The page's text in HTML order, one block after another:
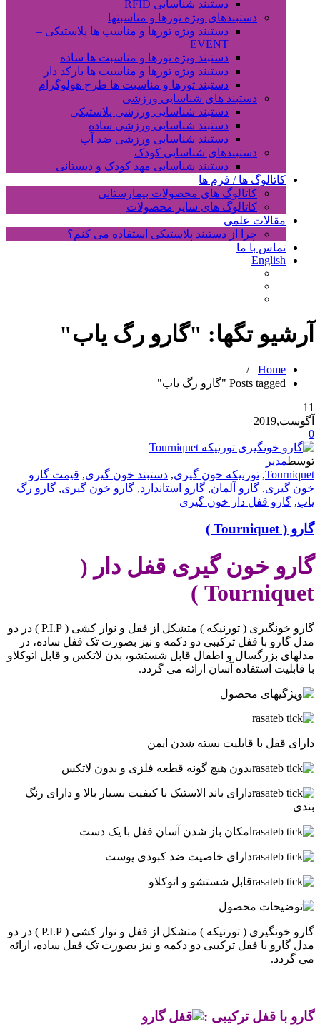
دستبند شناسایی RFID
دستبندهای ویژه تورها و مناسبتها
دستبند ویژه تورها و مناسب ها پلاستیکی –
EVENT
دستبند ویژه تورها و مناسبت ها ساده
دستبند ویژه تورها و مناسبت ها بارکد دار
دستبند تورها و مناسبت ها طرح هولوگرام
دستبند های شناسایی ورزشی
دستبند شناسایی ورزشی پلاستیکی
دستبند شناسایی ورزشی ساده
دستبند شناسایی ورزشی ضد آب
دستبندهای شناسایی کودک
دستبند شناسایی مهد کودک و دبستانی
کاتالوگ ها / فرم ها
کاتالوگ های محصولات بیمارستانی
کاتالوگ های سایر محصولات
مقالات علمی
چرا از دستبند پلاستیکی استفاده می کنم؟
تماس با ما
English
آرشیو تگها: "گارو رگ یاب"
Home
/
Posts tagged "گارو رگ یاب"
11
آگوست,2019
0
توسطمدیر
Tourniquet
, تورنیکه خون گیری, دستبند خون گیری, قیمت گارو
خون گیری, گارو آلمان, گارو استاندارد, گارو خون گیری, گارو رگ
یاب, گارو قفل دار خون گیری
گارو ( Tourniquet )
گارو خون گیری قفل دار (
Tourniquet
)
گارو خونگیری ( تورنیکه ) متشکل از قفل و نوار کشی ( P.I.P ) در دو
مدل گارو با قفل ترکیبی دو دکمه و نیز بصورت تک قفل ساده، در
مدلهای بزرگسال و اطفال قابل شستشو، بدن لاتکس و قابل اتوکلاو
با قابلیت استفاده آسان ارائه می گردد.
دارای قفل با قابلیت بسته شدن ایمن
بدون هیچ گونه قطعه فلزی و بدون لاتکس
دارای باند الاستیک با کیفیت بسیار بالا و دارای رنگ
بندی
امکان باز شدن آسان قفل با یک دست
دارای خاصیت ضد کبودی پوست
قابل شستشو و اتوکلاو
گارو خونگیری ( تورنیکه ) متشکل از قفل و نوار کشی ( P.I.P ) در دو
مدل گارو با قفل ترکیبی دو دکمه و نیز بصورت تک قفل ساده، ارائه
می گردد.
گارو با قفل ترکیبی :